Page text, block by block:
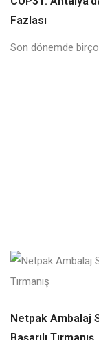
Fazlası
Son dönemde
Netpak Ambalaj